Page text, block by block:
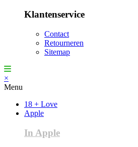
Klantenservice
Contact
Retourneren
Sitemap
×
Menu
18 + Love
Apple
In Apple